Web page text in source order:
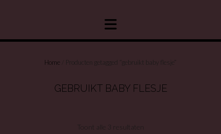
Home / Producten getagged “gebruikt baby flesje”
GEBRUIKT BABY FLESJE
Toont alle 3 resultaten